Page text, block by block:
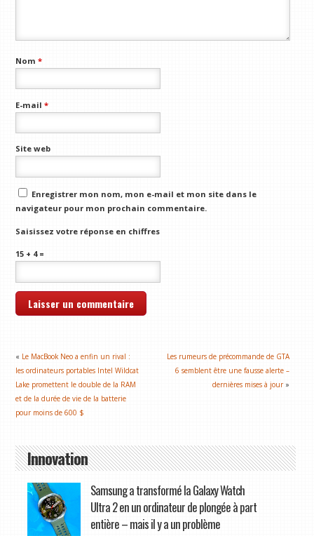
Nom*
E-mail*
Site web
Enregistrer mon nom, mon e-mail et mon site dans le
navigateur pour mon prochain commentaire.
Saisissez votre réponse en chiffres
15 + 4 =
« Le MacBook Neo a enfin un rival :
les ordinateurs portables Intel Wildcat
Lake promettent le double de la RAM
et de la durée de vie de la batterie
pour moins de 600 $
Les rumeurs de précommande de GTA
6 semblent être une fausse alerte –
dernières mises à jour»
Innovation
Samsung a transformé la Galaxy Watch
Ultra 2 en un ordinateur de plongée à part
entière – mais il y a un problème